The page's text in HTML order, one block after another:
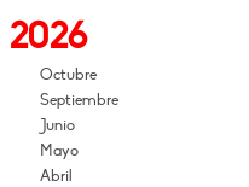
2026
Octubre
Septiembre
Junio
Mayo
Abril